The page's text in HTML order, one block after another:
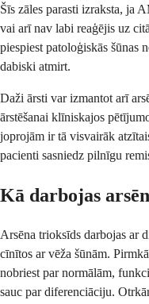
Šīs zāles parasti izraksta, ja
vai arī nav labi reaģējis uz
piespiest patoloģiskās šūnas
dabiski atmirt.
Daži ārsti var izmantot arī
ārstēšanai klīniskajos
joprojām ir tā visvairāk
pacienti sasniedz pilnīgu
Kā darbojas
Arsēna trioksīds darbojas ar
cīnītos ar vēža šūnām.
nobriest par normālām,
sauc par diferenciāciju.